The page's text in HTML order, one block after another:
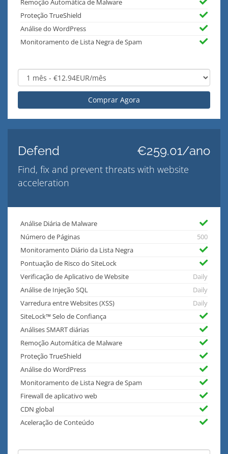
Remoção Automática de Malware
Proteção TrueShield
Análise do WordPress
Monitoramento de Lista Negra de Spam
Comprar Agora
Defend €259.01/ano
Find, fix and prevent threats with website
acceleration
Análise Diária de Malware
Número de Páginas
500
Monitoramento Diário da Lista Negra
Pontuação de Risco do SiteLock
Verificação de Aplicativo de Website
Daily
Análise de Injeção SQL
Daily
Varredura entre Websites (XSS)
Daily
SiteLock™ Selo de Confiança
Análises SMART diárias
Remoção Automática de Malware
Proteção TrueShield
Análise do WordPress
Monitoramento de Lista Negra de Spam
Firewall de aplicativo web
CDN global
Aceleração de Conteúdo